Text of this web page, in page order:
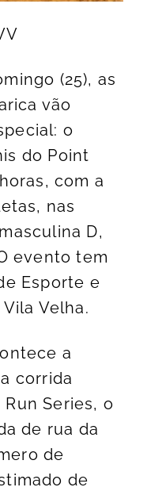
(25), as
vão
o
do Point
com a
nas
D,
evento tem
Esporte e
Velha.
a
corrida
Series, o
de rua da
de
de